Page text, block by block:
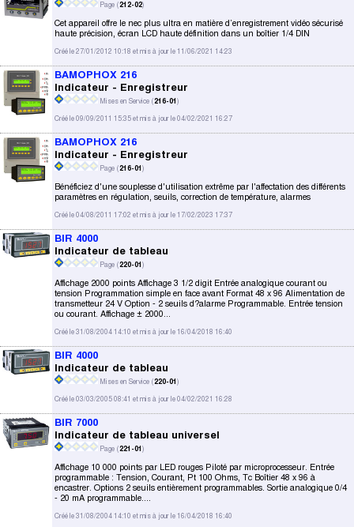
Page (212-02)
Cet appareil offre le nec plus ultra en matière d’enregistrement vidéo sécurisé
haute précision, écran LCD haute définition dans un boîtier 1/4 DIN
Créé le 27/01/2012 10:18 et mis à jour le 11/06/2021 14:23
BAMOPHOX 216
Indicateur - Enregistreur
Mises en Service (216-01 )
Créé le 09/09/2011 15:35 et mis à jour le 04/02/2021 16:27
BAMOPHOX 216
Indicateur - Enregistreur
Page (216-01 )
Bénéficiez d'une souplesse d'utilisation extrême par l'affectation des différents
paramètres en régulation, seuils, correction de température, alarmes
Créé le 04/08/2011 17:02 et mis à jour le 17/02/2023 17:37
BIR 4000
Indicateur de tableau
Page (220-01 )
Affichage 2000 points Affichage 3 1/2 digit Entrée analogique courant ou
tension Programmation simple en face avant Format 48 x 96 Alimentation de
transmetteur 24 V Option - 2 seuils d?alarme Programmable. Entrée tension
ou courant. Affichage ± 2000...
Créé le 31/08/2004 14:10 et mis à jour le 16/04/2018 16:40
BIR 4000
Indicateur de tableau
Mises en Service (220-01 )
Créé le 03/03/2005 08:41 et mis à jour le 04/02/2021 16:28
BIR 7000
Indicateur de tableau universel
Page (221-01 )
Affichage 10 000 points par LED rouges Piloté par microprocesseur. Entrée
programmable : Tension, Courant, Pt 100 Ohms, Tc Boîtier 48 x 96 à
encastrer. Options 2 seuils entièrement programmables. Sortie analogique 0/4
- 20 mA programmable....
Créé le 31/08/2004 14:10 et mis à jour le 16/04/2018 16:40